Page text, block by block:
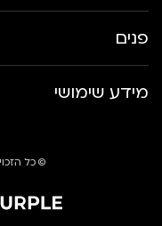
פנים
מידע שימושי
© כל